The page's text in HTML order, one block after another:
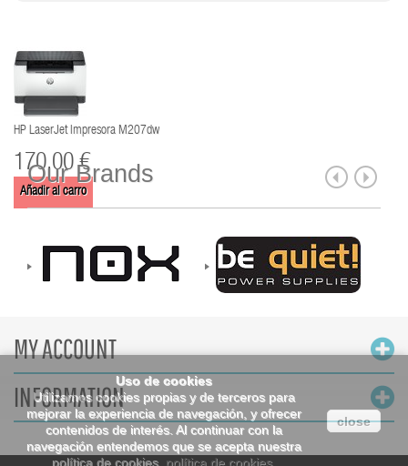
Uso de cookies
Utilizamos cookies propias y de terceros para
mejorar la experiencia de navegación, y ofrecer
contenidos de interés. Al continuar con la
navegación entendemos que se acepta nuestra
política de cookies. política de cookies.
close
HP LaserJet Impresora M207dw
170,00 €
Añadir al carro
Our Brands
MY ACCOUNT
INFORMATION